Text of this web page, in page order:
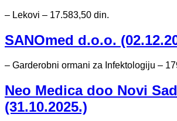
– Lekovi – 17.583,50 din.
SANOmed d.o.o.
– Garderobni ormani za Infektologiju –
Neo Medica doo Novi Sad
(31.10.2025.)